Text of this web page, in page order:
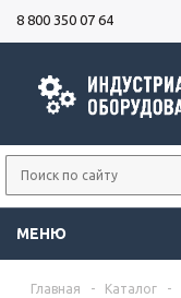
8 800 350 07 64
МЕНЮ
Главная - Каталог -